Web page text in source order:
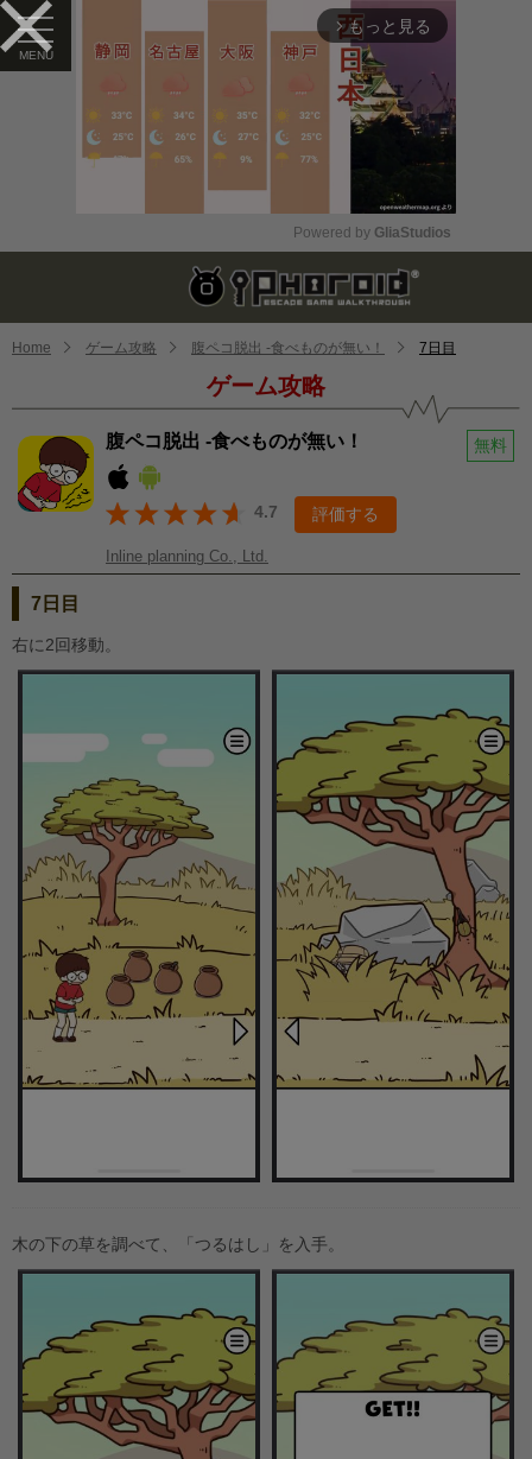
arrow_forward_ios もっと見る
Mute
Powered by GliaStudios
Home ゲーム攻略 腹ペコ脱出 -食べものが無い！ 7日目
ゲーム攻略
腹ペコ脱出 -食べものが無い！ 無料
4.7 評価する
Inline planning Co., Ltd.
7日目
右に2回移動。
木の下の草を調べて、「つるはし」を入手。